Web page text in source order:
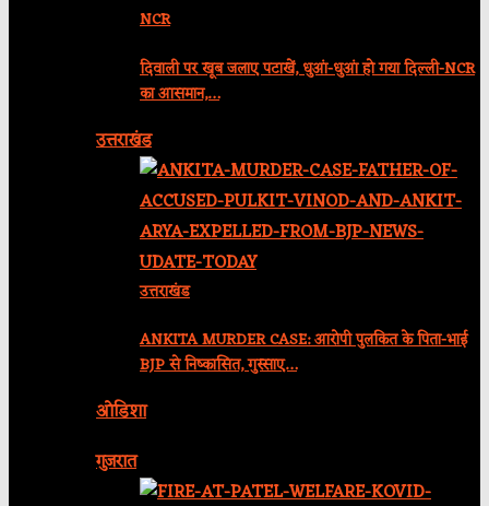
NCR
दिवाली पर खूब जलाए पटाखें, धुआं-धुआं हो गया दिल्ली-NCR
का आसमान,…
उत्तराखंड
उत्तराखंड
ANKITA MURDER CASE: आरोपी पुलकित के पिता-भाई
BJP से निष्कासित, गुस्साए…
ओडिशा
गुजरात